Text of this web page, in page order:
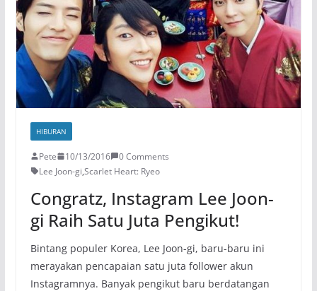
HIBURAN
Pete 10/13/2016
0 Comments
Lee Joon-gi,Scarlet Heart: Ryeo
Congratz, Instagram Lee Joon-
gi Raih Satu Juta Pengikut!
Bintang populer Korea, Lee Joon-gi, baru-baru ini
merayakan pencapaian satu juta follower akun
Instagramnya. Banyak pengikut baru berdatangan